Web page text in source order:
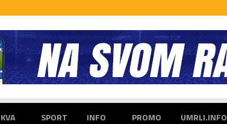
SPORT INFO PROMO UMRLI.INFO